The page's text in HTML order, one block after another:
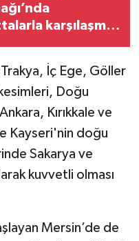
karşılaşmak
İç Ege, Göller
Doğu
Kırıkkale ve
Kayseri'nin doğu
Sakarya ve
kuvvetli olması
Mersin’de de